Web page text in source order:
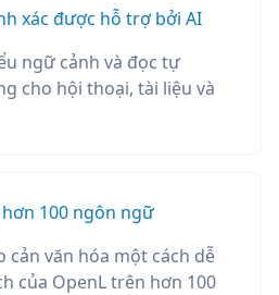
xác được hỗ trợ bởi AI
ngữ cảnh và đọc tự
cho hội thoại, tài liệu và
100 ngôn ngữ
văn hóa một cách dễ
của OpenL trên hơn 100